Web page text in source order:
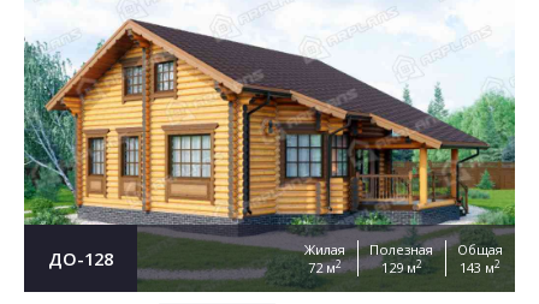
ДО-128
Жилая
72 м2
Полезная
129 м2
Общая
143 м2